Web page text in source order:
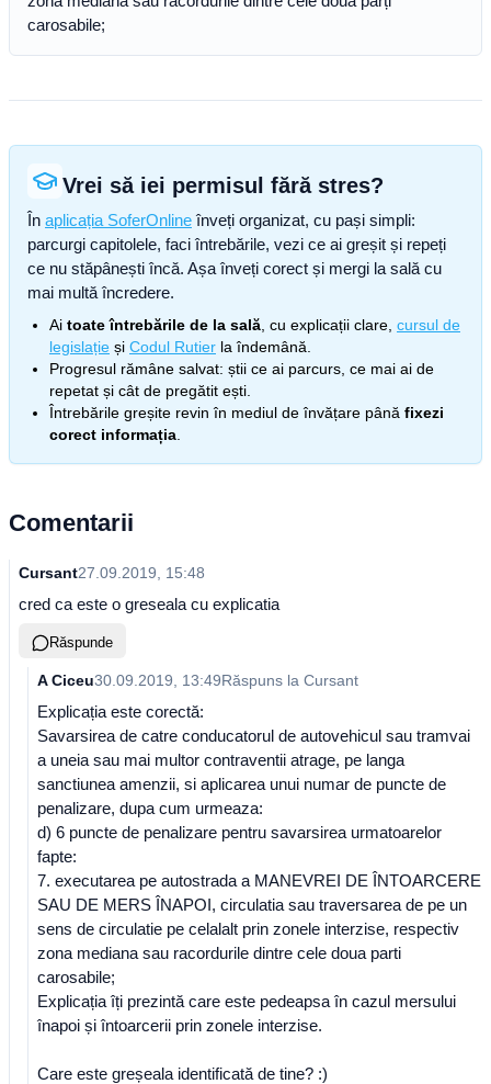
carosabile;
Vrei să iei permisul fără stres?
În aplicația SoferOnline înveți organizat, cu pași simpli:
parcurgi capitolele, faci întrebările, vezi ce ai greșit și repeți
ce nu stăpânești încă. Așa înveți corect și mergi la sală cu
mai multă încredere.
Ai toate întrebările de la sală , cu explicații clare, cursul de
legislație și Codul Rutier la îndemână.
Progresul rămâne salvat: știi ce ai parcurs, ce mai ai de
repetat și cât de pregătit ești.
Întrebările greșite revin în mediul de învățare până fixezi
corect informația
Comentarii
Cursant27.09.2019, 15:48
cred ca este o greseala cu explicatia
Răspunde
A Ciceu30.09.2019, 13:49Răspuns la Cursant
Explicația este corectă:
Savarsirea de catre conducatorul de autovehicul sau tramvai
a uneia sau mai multor contraventii atrage, pe langa
sanctiunea amenzii, si aplicarea unui numar de puncte de
penalizare, dupa cum urmeaza:
d) 6 puncte de penalizare pentru savarsirea urmatoarelor
fapte:
7. executarea pe autostrada a MANEVREI DE ÎNTOARCERE
SAU DE MERS ÎNAPOI, circulatia sau traversarea de pe un
sens de circulatie pe celalalt prin zonele interzise, respectiv
zona mediana sau racordurile dintre cele doua parti
carosabile;
Explicația îți prezintă care este pedeapsa în cazul mersului
înapoi și întoarcerii prin zonele interzise.
Care este greșeala identificată de tine? :)